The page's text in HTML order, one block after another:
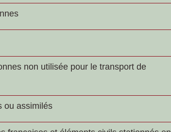
non utilisée pour le transport de
ou assimilés